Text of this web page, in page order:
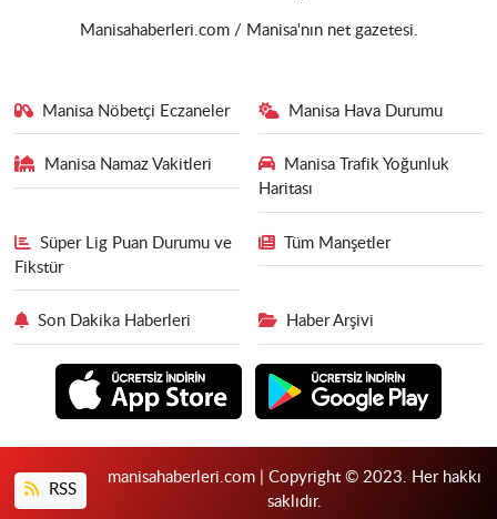
Manisahaberleri.com / Manisa'nın net gazetesi.
Manisa Nöbetçi Eczaneler Manisa Hava Durumu
Manisa Namaz Vakitleri
Manisa Trafik Yoğunluk
Haritası
Süper Lig Puan Durumu ve
Fikstür
Tüm Manşetler
Son Dakika Haberleri Haber Arşivi
RSS
manisahaberleri.com | Copyright © 2023. Her hakkı
saklıdır.